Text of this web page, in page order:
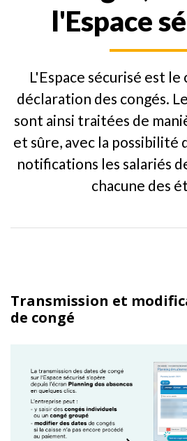
l'Espace
L'Espace sécurisé est le
déclaration des congés.
sont ainsi traitées de
et sûre, avec la possibilité
notifications les salariés
chacune des
Transmission et
de congé